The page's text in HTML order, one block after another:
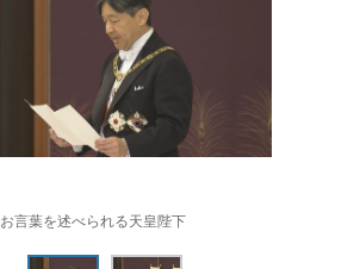
お言葉を述べられる天皇陛下